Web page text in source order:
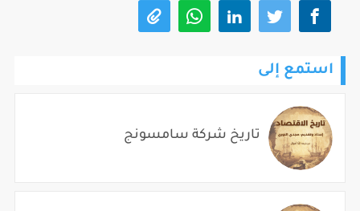
استمع إلى
تاريخ شركة سامسونج